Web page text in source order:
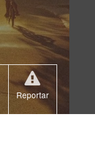
Reportar